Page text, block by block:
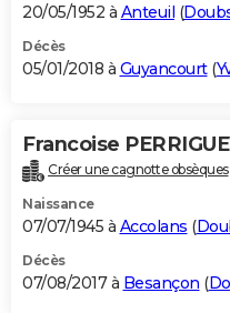
20/05/1952 à Anteuil (
Décès
05/01/2018 à Guyancourt(
Francoise
Créer une cagnotte obsèques
Naissance
07/07/1945 à Accolans (
Décès
07/08/2017 à Besançon (